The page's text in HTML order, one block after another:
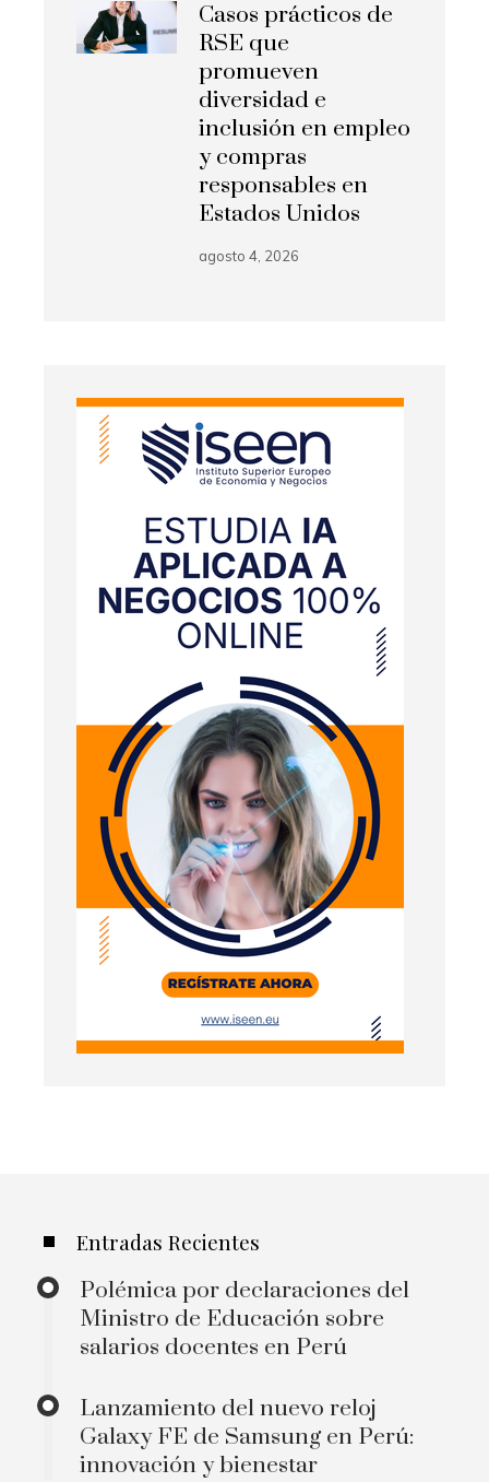
Casos prácticos de
RSE que
promueven
diversidad e
inclusión en empleo
y compras
responsables en
Estados Unidos
agosto 4, 2026
Entradas Recientes
Polémica por declaraciones del
Ministro de Educación sobre
salarios docentes en Perú
Lanzamiento del nuevo reloj
Galaxy FE de Samsung en Perú:
innovación y bienestar